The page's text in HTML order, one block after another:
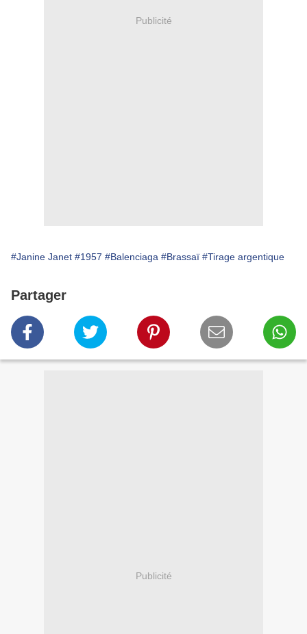
Publicité
#Janine Janet #1957 #Balenciaga #Brassaï #Tirage argentique
Partager
Publicité